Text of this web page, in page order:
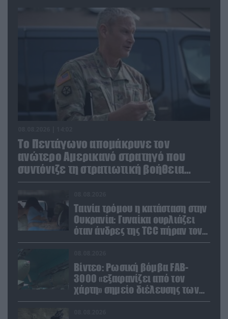
Το Πεντάγωνο απομάκρυνε τον
ανώτερο Αμερικανό στρατηγό που
συντόνιζε τη στρατιωτική βοήθεια
προς την Ουκρανία
Ταινία τρόμου η κατάσταση στην
Ουκρανία: Γυναίκα ουρλιάζει
όταν άνδρες της TCC πήραν τον
σύντροφό της (βίντεο)
Βίντεο: Ρωσική βόμβα FAB-
3000 «εξαφανίζει από τον
χάρτη» σημείο διέλευσης των
ουκρανικών δυνάμεων στην